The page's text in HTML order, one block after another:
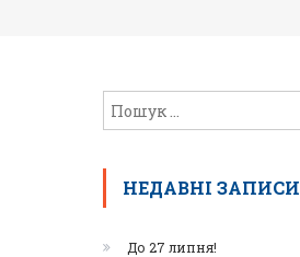
НЕДАВНІ ЗАПИСИ
До 27 липня!